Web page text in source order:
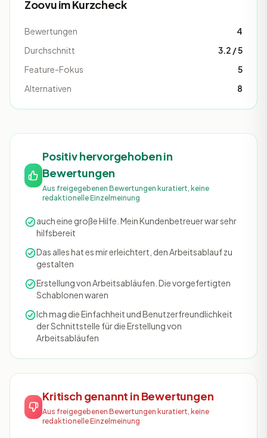
Zoovu im Kurzcheck
Bewertungen
4
Durchschnitt
3.2 / 5
Feature-Fokus
5
Alternativen
8
Positiv hervorgehoben in
Bewertungen
Aus freigegebenen Bewertungen kuratiert, keine
redaktionelle Einzelmeinung
auch eine große Hilfe. Mein Kundenbetreuer war sehr
hilfsbereit
Das alles hat es mir erleichtert, den Arbeitsablauf zu
gestalten
Erstellung von Arbeitsabläufen. Die vorgefertigten
Schablonen waren
Ich mag die Einfachheit und Benutzerfreundlichkeit
der Schnittstelle für die Erstellung von
Arbeitsabläufen
Kritisch genannt in Bewertungen
Aus freigegebenen Bewertungen kuratiert, keine
redaktionelle Einzelmeinung